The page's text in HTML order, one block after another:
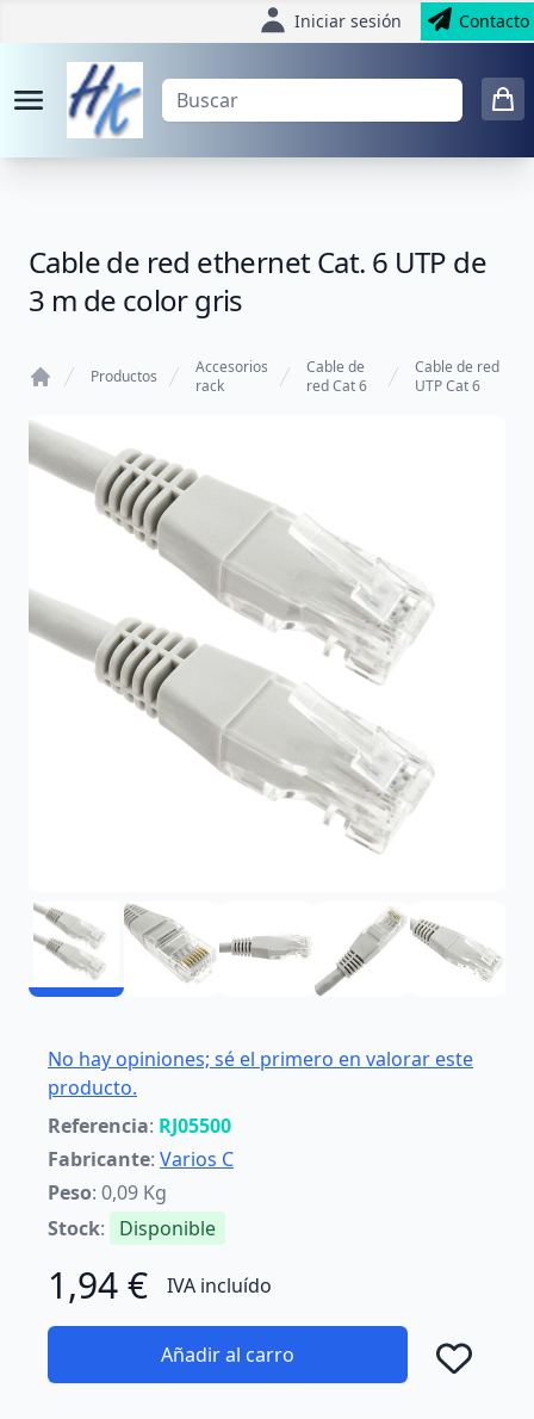
Iniciar sesión Contacto
Cable de red ethernet Cat. 6 UTP de
3 m de color gris
Productos
Accesorios
rack
Cable de
red Cat 6
Cable de red
UTP Cat 6
No hay opiniones; sé el primero en valorar este
producto.
Referencia: RJ05500
Fabricante: Varios C
Peso: 0,09 Kg
Stock: Disponible
1,94 € IVA incluído
Añadir al carro